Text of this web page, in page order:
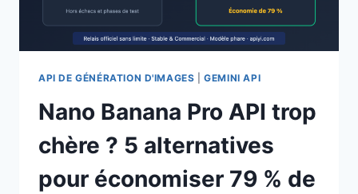
QUE
IMAGES
ANALYSE
FACTURATION
SUR
TESTS
API DE GÉNÉRATION D'IMAGES |GEMINI API
Nano Banana Pro API trop
chère ? 5 alternatives
pour économiser 79 % de